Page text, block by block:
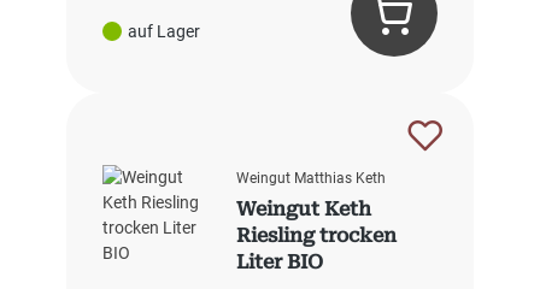
auf Lager
Weingut Matthias Keth
Weingut Keth
Riesling trocken
Liter BIO